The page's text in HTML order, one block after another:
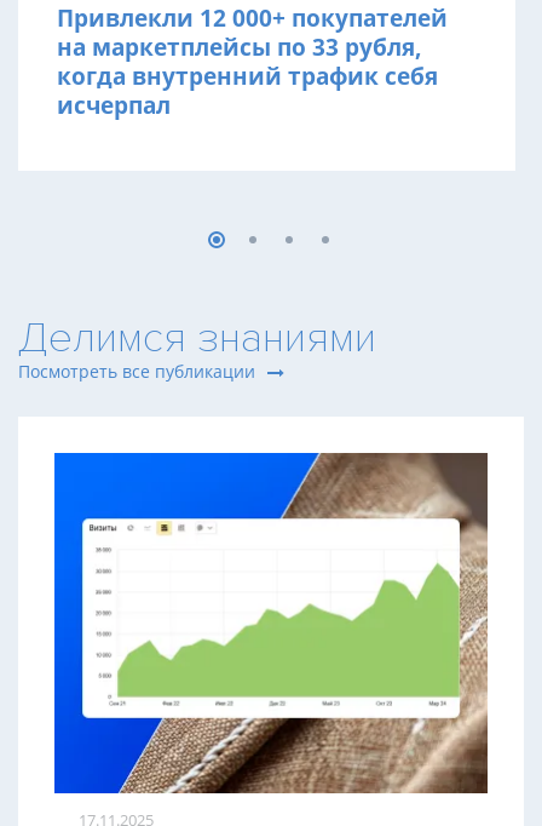
Привлекли 12 000+ покупателей
на маркетплейсы по 33 рубля,
когда внутренний трафик себя
исчерпал
Делимся знаниями
Посмотреть все публикации
17.11.2025